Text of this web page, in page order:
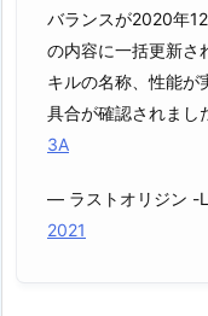
バランスが2020年
の内容に一括更新さ
キルの名称、性能が
具合が確認されまし
3A
— ラストオリジン -
2021